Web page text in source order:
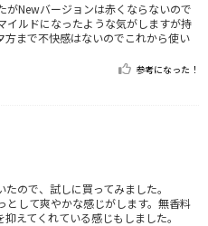
がNewバージョンは赤くならないので
イルドになったような気がしますが持
まで不快感はないのでこれから使い
参考になった！
ので、試しに買ってみました。
して爽やかな感じがします。無香料
えてくれている感じもしました。